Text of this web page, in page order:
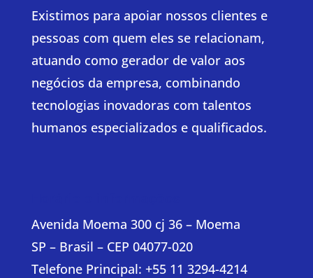
Existimos para apoiar nossos clientes e
pessoas com quem eles se relacionam,
atuando como gerador de valor aos
negócios da empresa, combinando
tecnologias inovadoras com talentos
humanos especializados e qualificados.
Avenida Moema 300 cj 36 – Moema
SP – Brasil – CEP 04077-020
Telefone Principal: +55 11 3294-4214